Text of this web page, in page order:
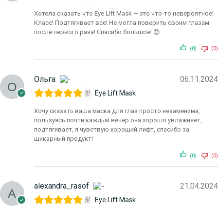
Хотела сказать что Eye Lift Mask — это что-то невероятное!
Класс! Подтягивает все! Не могла поверить своим глазам
после первого раза! Спасибо большое! 😍
(0) (0)
Ольга 06.11.2024
Eye Lift Mask
Хочу сказать ваша маска для глаз просто незаменима,
пользуясь почти каждый вечер она хорошо увлажняет,
подтягивает, я чувствую хороший лифт, спасибо за
шикарный продукт!
(0) (0)
alexandra_rasof 21.04.2024
Eye Lift Mask